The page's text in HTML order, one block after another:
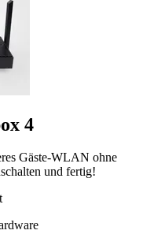
4
Gäste-WLAN ohne
und fertig!